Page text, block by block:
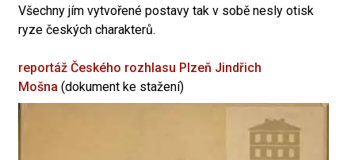
Všechny jím vytvořené postavy tak v sobě nesly otisk
ryze českých charakterů.
reportáž Českého rozhlasu Plzeň Jindřich
Mošna (dokument ke stažení)